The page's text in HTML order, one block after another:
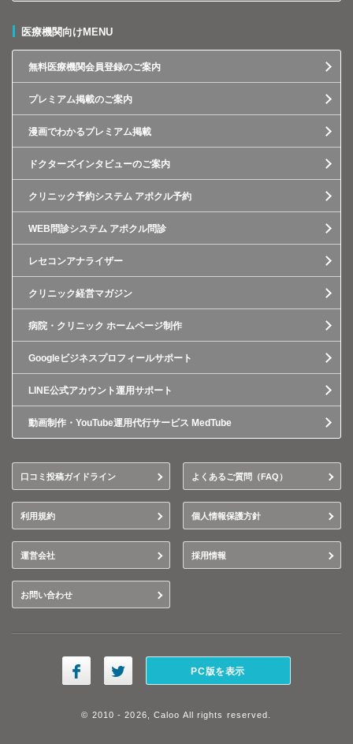
医療機関向けMENU
無料医療機関会員登録のご案内
プレミアム掲載のご案内
漫画でわかるプレミアム掲載
ドクターズインタビューのご案内
クリニック予約システム アポクル予約
WEB問診システム アポクル問診
レセコンアナライザー
クリニック経営マガジン
病院・クリニック ホームページ制作
Googleビジネスプロフィールサポート
LINE公式アカウント運用サポート
動画制作・YouTube運用代行サービス MedTube
口コミ投稿ガイドライン よくあるご質問（FAQ）
利用規約 個人情報保護方針
運営会社 採用情報
お問い合わせ
PC版を表示
© 2010 - 2026, Caloo All rights reserved.